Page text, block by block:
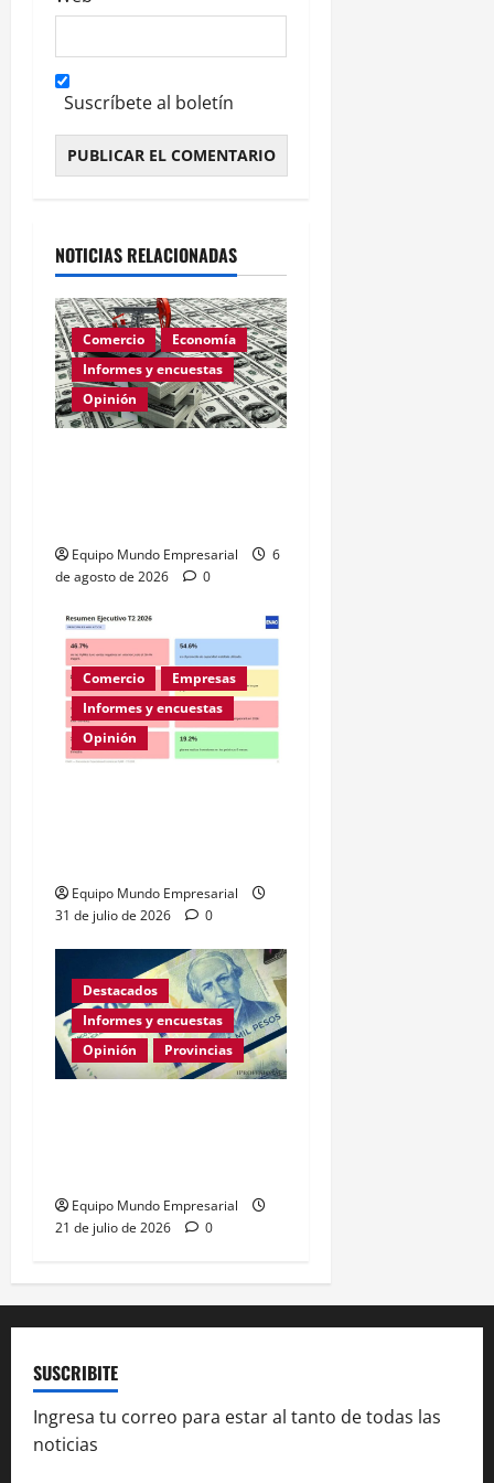
Suscríbete al boletín
NOTICIAS RELACIONADAS
Comercio
Economía
Informes y encuestas
Opinión
Equipo Mundo Empresarial
6
de agosto de 2026
0
Comercio
Empresas
Informes y encuestas
Opinión
Equipo Mundo Empresarial
31 de julio de 2026
0
Destacados
Informes y encuestas
Opinión
Provincias
Equipo Mundo Empresarial
21 de julio de 2026
0
SUSCRIBITE
Ingresa tu correo para estar al tanto de todas las
noticias